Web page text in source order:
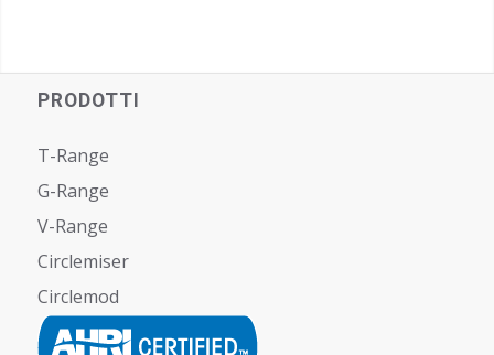
PRODOTTI
T-Range
G-Range
V-Range
Circlemiser
Circlemod